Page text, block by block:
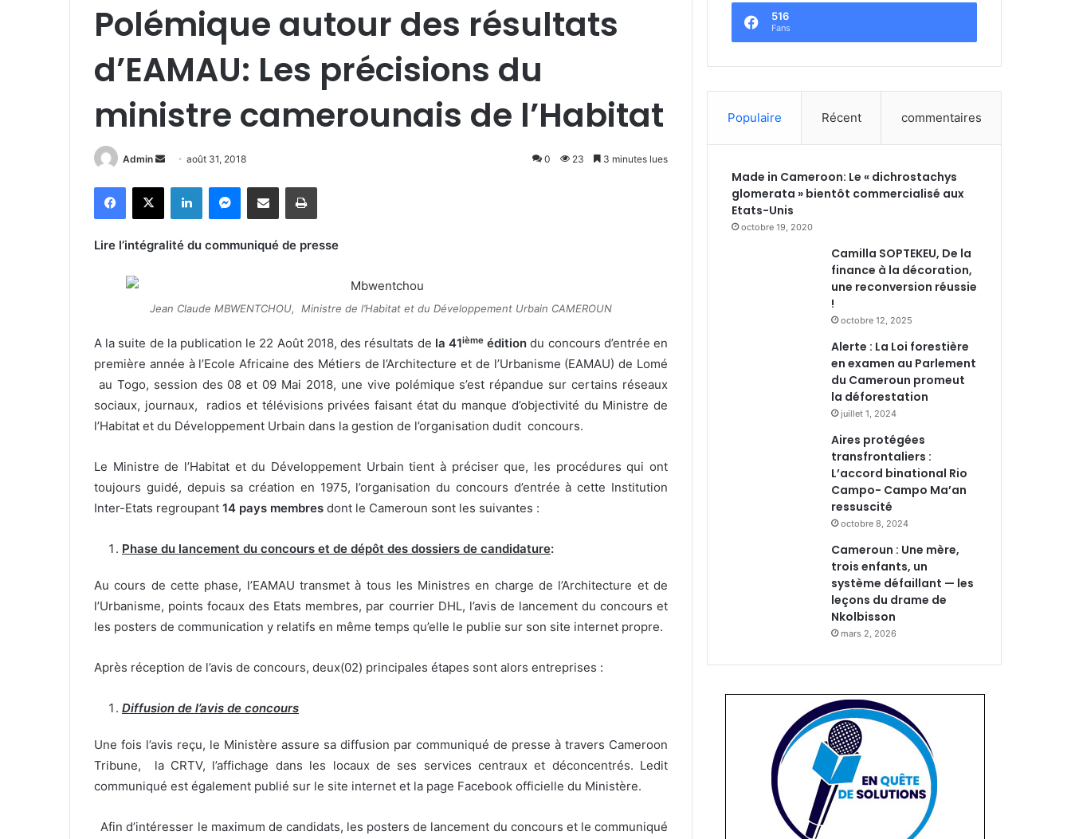
Polémique autour des résultats
d’EAMAU: Les précisions du
ministre camerounais de l’Habitat
Admin
n
o
u
r
r
i
l
août 31, 2018 0 23 3 minutes lues
Lire l’intégralité du communiqué de presse
Jean Claude MBWENTCHOU, Ministre de l’Habitat et du Développement Urbain CAMEROUN
A la suite de la publication le 22 Août 2018, des résultats de la 41ième édition du concours d’entrée en
première année à l’Ecole Africaine des Métiers de l’Architecture et de l’Urbanisme (EAMAU) de Lomé
au Togo, session des 08 et 09 Mai 2018, une vive polémique s’est répandue sur certains réseaux
sociaux, journaux, radios et télévisions privées faisant état du manque d’objectivité du Ministre de
l’Habitat et du Développement Urbain dans la gestion de l’organisation dudit concours.
Le Ministre de l’Habitat et du Développement Urbain tient à préciser que, les procédures qui ont
toujours guidé, depuis sa création en 1975, l’organisation du concours d’entrée à cette Institution
Inter-Etats regroupant 14 pays membres dont le Cameroun sont les suivantes :
Phase du lancement du concours et de dépôt des dossiers de candidature:
Au cours de cette phase, l’EAMAU transmet à tous les Ministres en charge de l’Architecture et de
l’Urbanisme, points focaux des Etats membres, par courrier DHL, l’avis de lancement du concours et
les posters de communication y relatifs en même temps qu’elle le publie sur son site internet propre.
Après réception de l’avis de concours, deux(02) principales étapes sont alors entreprises :
Diffusion de l’avis de concours
Une fois l’avis reçu, le Ministère assure sa diffusion par communiqué de presse à travers Cameroon
Tribune, la CRTV, l’affichage dans les locaux de ses services centraux et déconcentrés. Ledit
communiqué est également publié sur le site internet et la page Facebook officielle du Ministère.
Afin d’intéresser le maximum de candidats, les posters de lancement du concours et le communiqué
516
Fans
Populaire Récent commentaires
Made in Cameroon: Le « dichrostachys
glomerata » bientôt commercialisé aux
Etats-Unis
octobre 19, 2020
Camilla SOPTEKEU, De la
finance à la décoration,
une reconversion réussie
!
octobre 12, 2025
Alerte : La Loi forestière
en examen au Parlement
du Cameroun promeut
la déforestation
juillet 1, 2024
Aires protégées
transfrontaliers :
L’accord binational Rio
Campo- Campo Ma’an
ressuscité
octobre 8, 2024
Cameroun : Une mère,
trois enfants, un
système défaillant — les
leçons du drame de
Nkolbisson
mars 2, 2026